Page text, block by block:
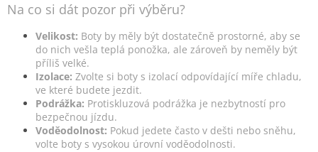
Na co si dát pozor při výběru?
Velikost: Boty by měly být dostatečně prostorné, aby se
do nich vešla teplá ponožka, ale zároveň by neměly být
příliš velké.
Izolace: Zvolte si boty s izolací odpovídající míře chladu,
ve které budete jezdit.
Podrážka: Protiskluzová podrážka je nezbytností pro
bezpečnou jízdu.
Voděodolnost: Pokud jedete často v dešti nebo sněhu,
volte boty s vysokou úrovní voděodolnosti.